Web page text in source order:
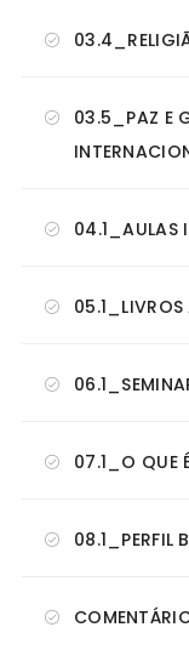
03.5_PAZ E
04.1_AULAS
05.1_LIVROS
07.1_O QUE
08.1_PERFIL